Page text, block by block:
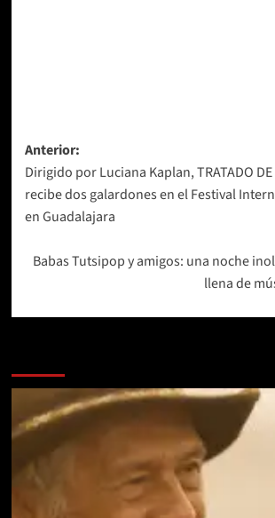
Navegación
de
entradas
Anterior:
Dirigido por Luciana Kaplan, TRATADO DE
recibe dos galardones en el Festival
en Guadalajara
Babas Tutsipop y amigos: una noche
llena de